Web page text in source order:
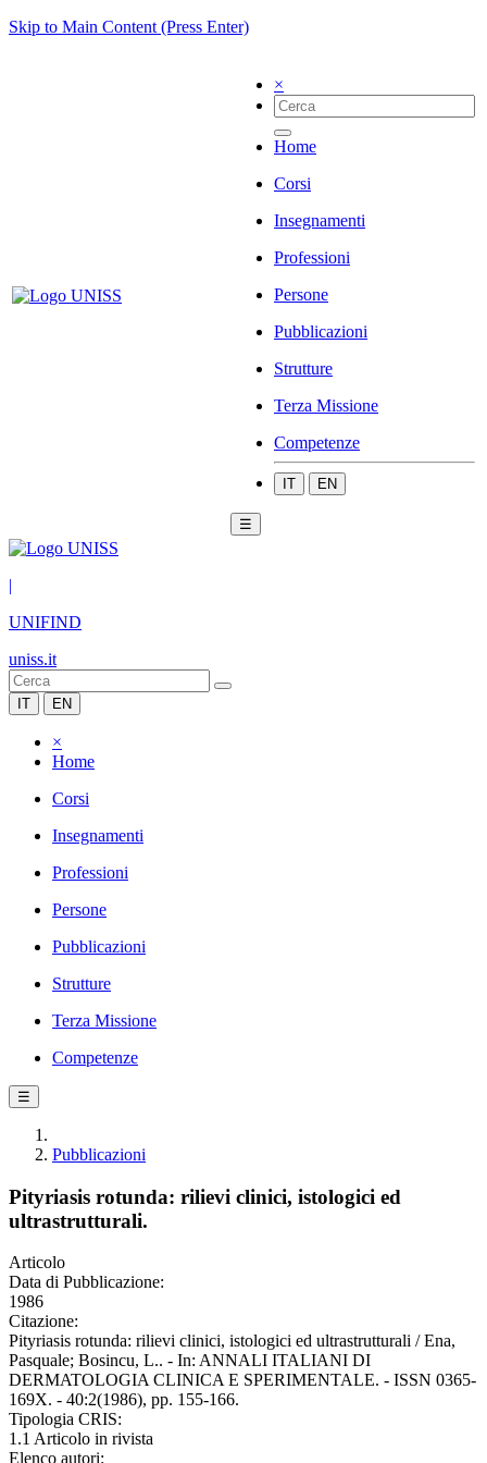
Skip to Main Content (Press Enter)
×
Home
Corsi
Insegnamenti
Professioni
Persone
Pubblicazioni
Strutture
Terza Missione
Competenze
IT EN
☰
|
UNIFIND
uniss.it
IT EN
×
Home
Corsi
Insegnamenti
Professioni
Persone
Pubblicazioni
Strutture
Terza Missione
Competenze
☰
Pubblicazioni
Pityriasis rotunda: rilievi clinici, istologici ed
ultrastrutturali.
Articolo
Data di Pubblicazione:
1986
Citazione:
Pityriasis rotunda: rilievi clinici, istologici ed ultrastrutturali / Ena,
Pasquale; Bosincu, L.. - In: ANNALI ITALIANI DI
DERMATOLOGIA CLINICA E SPERIMENTALE. - ISSN 0365-
169X. - 40:2(1986), pp. 155-166.
Tipologia CRIS:
1.1 Articolo in rivista
Elenco autori: